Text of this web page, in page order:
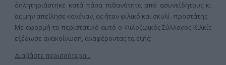
δηλητηριάστηκε κατά πάσα πιθανότητα από ασυνείδητους κι
ας μην απείλησε κανέναν, ας ήταν φιλικό και σκυλί -προστάτης.
Με αφορμή το περιστατικό αυτό ο Φιλοζωικός Σύλλογος Κιλκίς
εξέδωσε ανακοίνωση, αναφέροντας τα εξής:
Διαβάστε περισσότερα...